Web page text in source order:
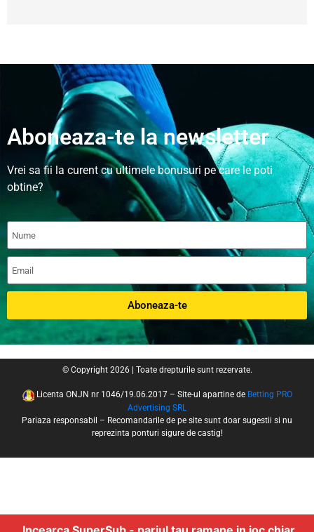
Aboneaza-te la newsletter
Vrei sa fii la curent cu ultimele bonusuri pe care le poti
obtine?
Aboneaza-te
© Copyright 2026 | Toate drepturile sunt rezervate.
Licenta ONJN nr 1046/19.06.2017 – Site-ul apartine de Betting PRO
Advertising SRL
Pariaza responsabil – Recomandarile de pe site sunt doar sugestii si nu
reprezinta ponturi sigure de castig!